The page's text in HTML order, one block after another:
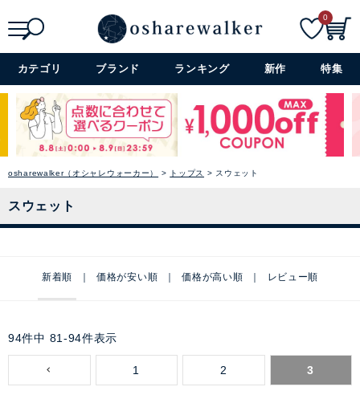
詳細検索+
0
カテゴリ ブランド ランキング 新作 特集
osharewalker（オシャレウォーカー） トップス スウェット
スウェット
新着順 価格が安い順 価格が高い順 レビュー順
94件中 81 -94件表示
1 2 3